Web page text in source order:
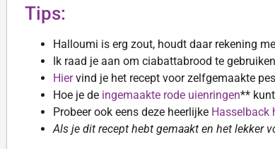
Tips:
Halloumi is erg zout, houdt daar rekening
Ik raad je aan om ciabattabrood te
Hiervind je het recept voor zelfgemaakte
Hoe je de ingemaakte rode uienringen**
Probeer ook eens deze heerlijke Hasselback
Als je dit recept hebt gemaakt en het lekker